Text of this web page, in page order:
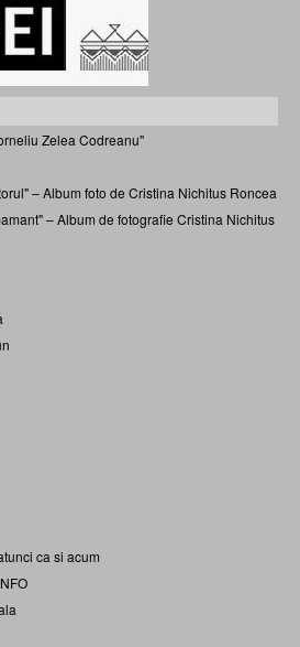
Zelea Codreanu"
– Album foto de Cristina Nichitus Roncea
– Album de fotografie Cristina Nichitus
ca si acum